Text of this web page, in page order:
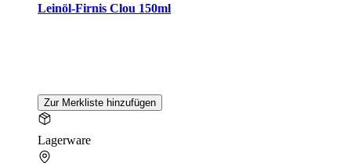
Leinöl-Firnis Clou 150ml
Zur Merkliste hinzufügen
Lagerware